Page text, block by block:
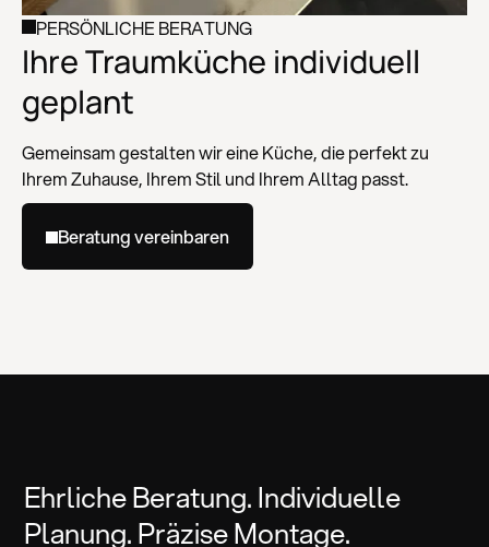
PERSÖNLICHE BERATUNG
Ihre Traumküche individuell
geplant
Gemeinsam gestalten wir eine Küche, die perfekt zu
Ihrem Zuhause, Ihrem Stil und Ihrem Alltag passt.
Beratung vereinbaren
Ehrliche Beratung. Individuelle
Planung. Präzise Montage.